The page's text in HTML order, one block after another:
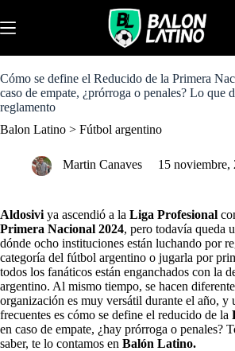
k
i
o
c
o
t
Cómo se define el Reducido de la Primera
caso de empate, ¿prórroga o penales? Lo que
reglamento
Balon Latino > Fútbol argentino
Martin Canaves 15 noviembre,
Aldosivi ya ascendió a la Liga Profesional
Primera Nacional 2024, pero todavía queda
dónde ocho instituciones están luchando por
categoría del fútbol argentino o jugarla por
todos los fanáticos están enganchados con la
argentino. Al mismo tiempo, se hacen
organización es muy versátil durante el año, y
frecuentes es cómo se define el reducido de la
en caso de empate, ¿hay prórroga o penales?
saber, te lo contamos en Balón Latino.